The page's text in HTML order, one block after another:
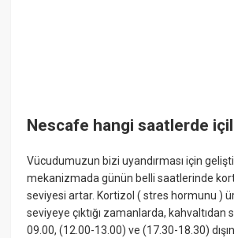
Nescafe hangi saatlerde
Vücudumuzun bizi uyandırması için
mekanizmada günün belli saatlerinde
seviyesi artar. Kortizol ( stres hormunu )
seviyeye çıktığı zamanlarda, kahvaltıdan
09.00, (12.00-13.00) ve (17.30-18.30)